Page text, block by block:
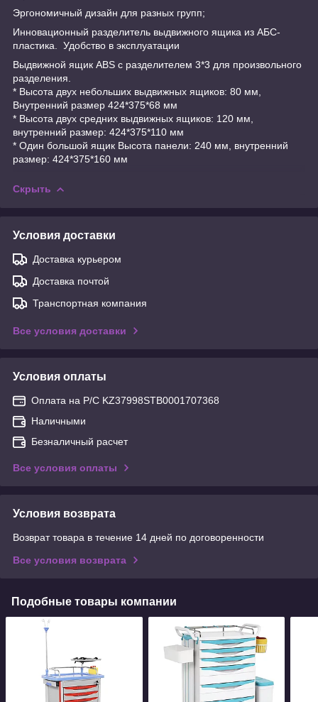
Эргономичный дизайн для разных групп;
Инновационный разделитель выдвижного ящика из АБС-
пластика. Удобство в эксплуатации
Выдвижной ящик ABS с разделителем 3*3 для произвольного
разделения.
* Высота двух небольших выдвижных ящиков: 80 мм,
Внутренний размер 424*375*68 мм
* Высота двух средних выдвижных ящиков: 120 мм,
внутренний размер: 424*375*110 мм
* Один большой ящик Высота панели: 240 мм, внутренний
размер: 424*375*160 мм
Скрыть
Условия доставки
Доставка курьером
Доставка почтой
Транспортная компания
Все условия доставки
Условия оплаты
Оплата на Р/С KZ37998STB0001707368
Наличными
Безналичный расчет
Все условия оплаты
Условия возврата
Возврат товара в течение 14 дней по договоренности
Все условия возврата
Подобные товары компании